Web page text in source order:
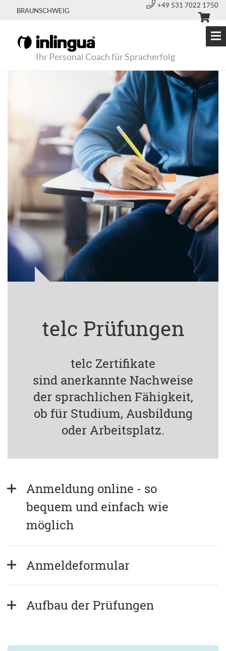
BRAUNSCHWEIG
+49 531 7022 1750
Ihr Personal Coach für Spracherfolg
telc Prüfungen
telc Zertifikate
sind anerkannte Nachweise
der sprachlichen Fähigkeit,
ob für Studium, Ausbildung
oder Arbeitsplatz.
Anmeldung online - so
bequem und einfach wie
möglich
Anmeldeformular
Aufbau der Prüfungen